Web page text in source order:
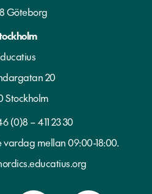
Göteborg
20
Stockholm
(0)8 – 411 23 30
mellan 09:00-18:00.